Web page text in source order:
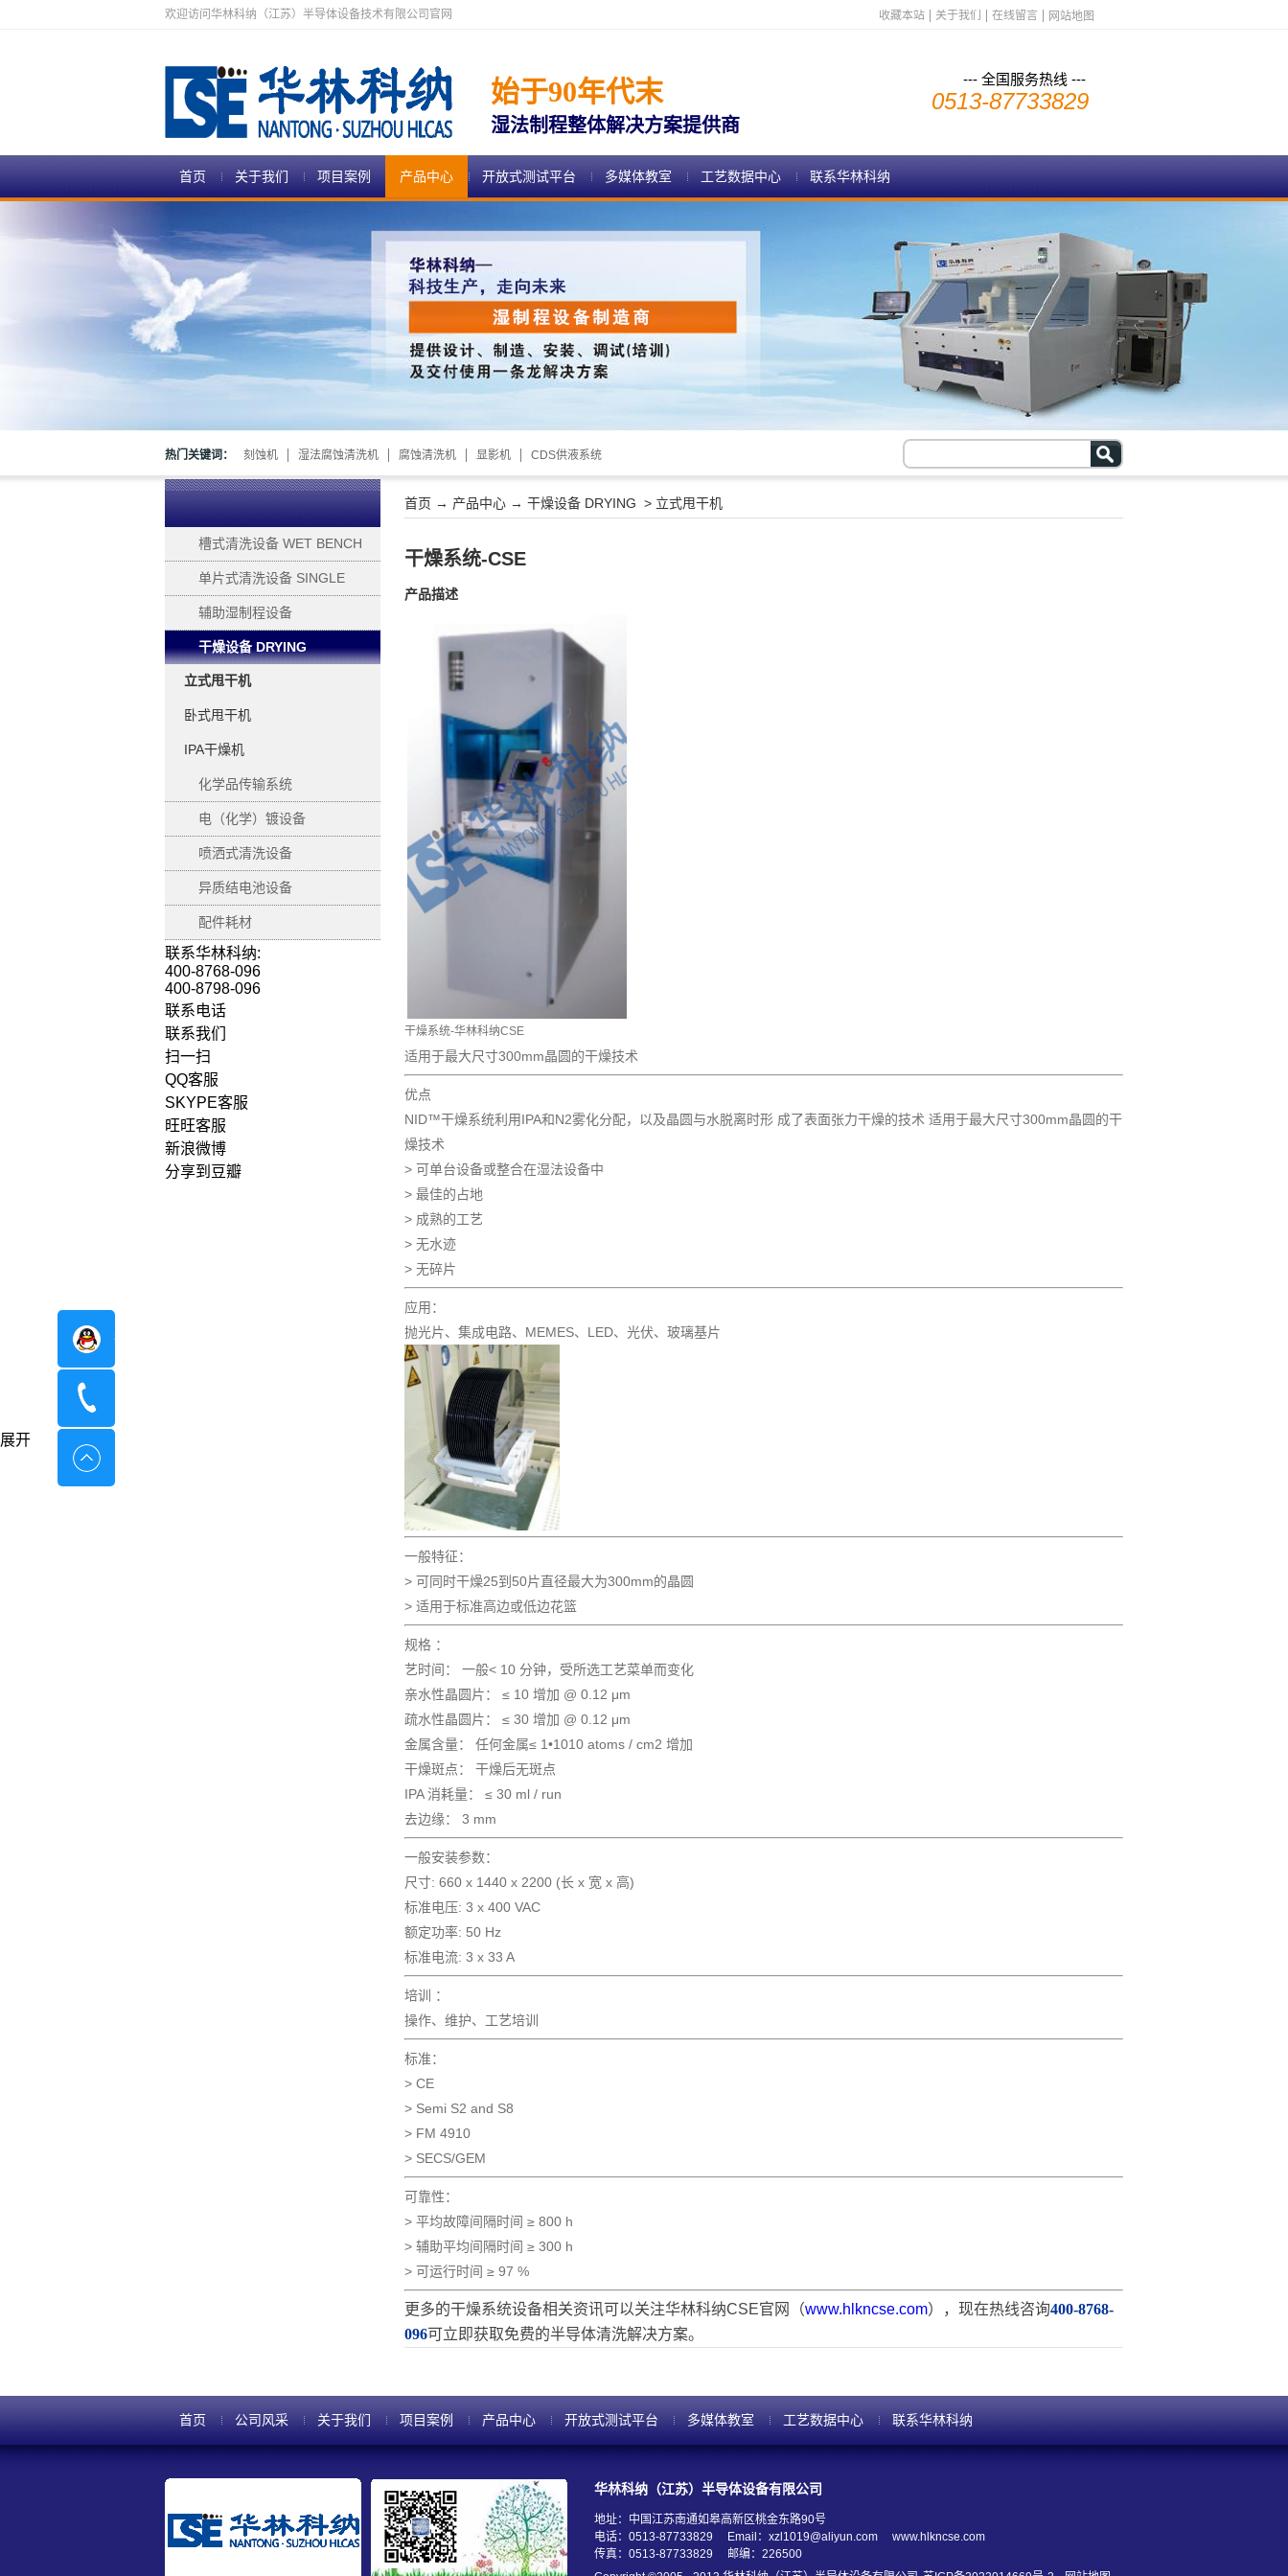
欢迎访问华林科纳（江苏）半导体设备技术有限公司官网 收藏本站 关于我们 在线留言 网站地图
始于90年代末
湿法制程整体解决方案提供商
--- 全国服务热线 ---
0513-87733829
首页 关于我们 项目案例 产品中心 开放式测试平台 多媒体教室 工艺数据中心 联系华林科纳
热门关键词： 刻蚀机 湿法腐蚀清洗机 腐蚀清洗机 显影机 CDS供液系统
槽式清洗设备 WET BENCH
单片式清洗设备 SINGLE
WAFER PROCESSING
辅助湿制程设备
SUPPORTING
干燥设备 DRYING
立式甩干机
卧式甩干机
IPA干燥机
化学品传输系统
电（化学）镀设备
ELECTROPLATING
喷洒式清洗设备
异质结电池设备
配件耗材
联系华林科纳:
400-8768-096
400-8798-096
联系电话
联系我们
扫一扫
QQ客服
SKYPE客服
旺旺客服
新浪微博
分享到豆瓣
首页 → 产品中心 → 干燥设备 DRYING > 立式甩干机
干燥系统-CSE
产品描述
干燥系统-华林科纳CSE
适用于最大尺寸300mm晶圆的干燥技术
优点
NID™干燥系统利用IPA和N2雾化分配，以及晶圆与水脱离时形 成了表面张力干燥的技术 适用于最大尺寸300mm晶圆的干
燥技术
> 可单台设备或整合在湿法设备中
> 最佳的占地
> 成熟的工艺
> 无水迹
> 无碎片
应用：
抛光片、集成电路、MEMES、LED、光伏、玻璃基片
一般特征：
> 可同时干燥25到50片直径最大为300mm的晶圆
> 适用于标准高边或低边花篮
规格 ：
艺时间： 一般< 10 分钟，受所选工艺菜单而变化
亲水性晶圆片： ≤ 10 增加 @ 0.12 μm
疏水性晶圆片： ≤ 30 增加 @ 0.12 μm
金属含量： 任何金属≤ 1•1010 atoms / cm2 增加
干燥斑点： 干燥后无斑点
IPA 消耗量： ≤ 30 ml / run
去边缘： 3 mm
一般安装参数：
尺寸: 660 x 1440 x 2200 (长 x 宽 x 高)
标准电压: 3 x 400 VAC
额定功率: 50 Hz
标准电流: 3 x 33 A
培训 ：
操作、维护、工艺培训
标准：
> CE
> Semi S2 and S8
> FM 4910
> SECS/GEM
可靠性：
> 平均故障间隔时间 ≥ 800 h
> 辅助平均间隔时间 ≥ 300 h
> 可运行时间 ≥ 97 %
更多的干燥系统设备相关资讯可以关注华林科纳CSE官网（www.hlkncse.com），现在热线咨询400-8768-
096可立即获取免费的半导体清洗解决方案。
首页 公司风采 关于我们 项目案例 产品中心 开放式测试平台 多媒体教室 工艺数据中心 联系华林科纳
华林科纳（江苏）半导体设备有限公司
地址：中国江苏南通如皋高新区桃金东路90号
电话：0513-87733829
Email：xzl1019@aliyun.com
www.hlkncse.com
传真：0513-87733829
邮编：226500
在线咨询
展开